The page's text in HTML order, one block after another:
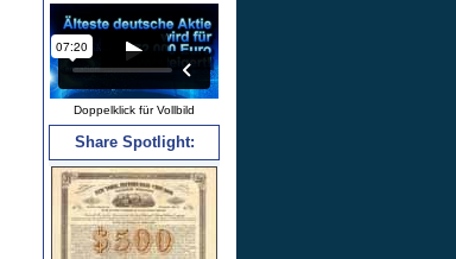
Doppelklick für Vollbild
Share Spotlight: